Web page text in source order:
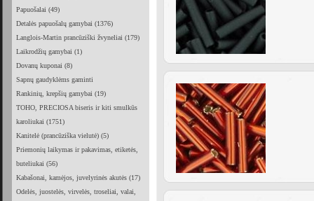
Papuošalai (49)
Detalės papuošalų gamybai (1376)
Langlois-Martin prancūziški žvyneliai (179)
Laikrodžių gamybai (1)
Dovanų kuponai (8)
Sapnų gaudyklėms gaminti
Rankinių, krepšių gamybai (19)
TOHO, PRECIOSA biseris ir kiti smulkūs
karoliukai (1751)
Kanitelė (prancūziška vielutė) (5)
Priemonių laikymas ir pakavimas, etiketės,
buteliukai (56)
Kabašonai, kamėjos, juvelyrinės akutės (17)
Odelės, juostelės, virvelės, troseliai, valai,